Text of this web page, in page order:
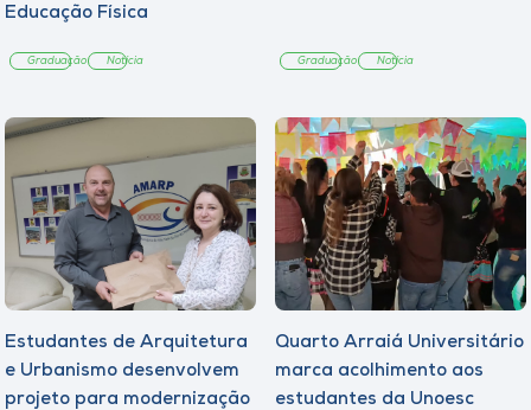
Educação Física
Graduação Notícia Graduação Notícia
Estudantes de Arquitetura
e Urbanismo desenvolvem
projeto para modernização
Quarto Arraiá Universitário
marca acolhimento aos
estudantes da Unoesc